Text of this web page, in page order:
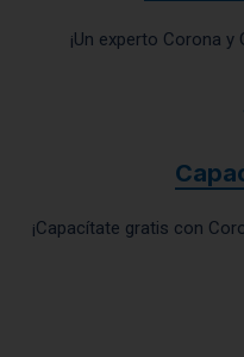
¡Un experto Corona
¡Capacítate gratis con